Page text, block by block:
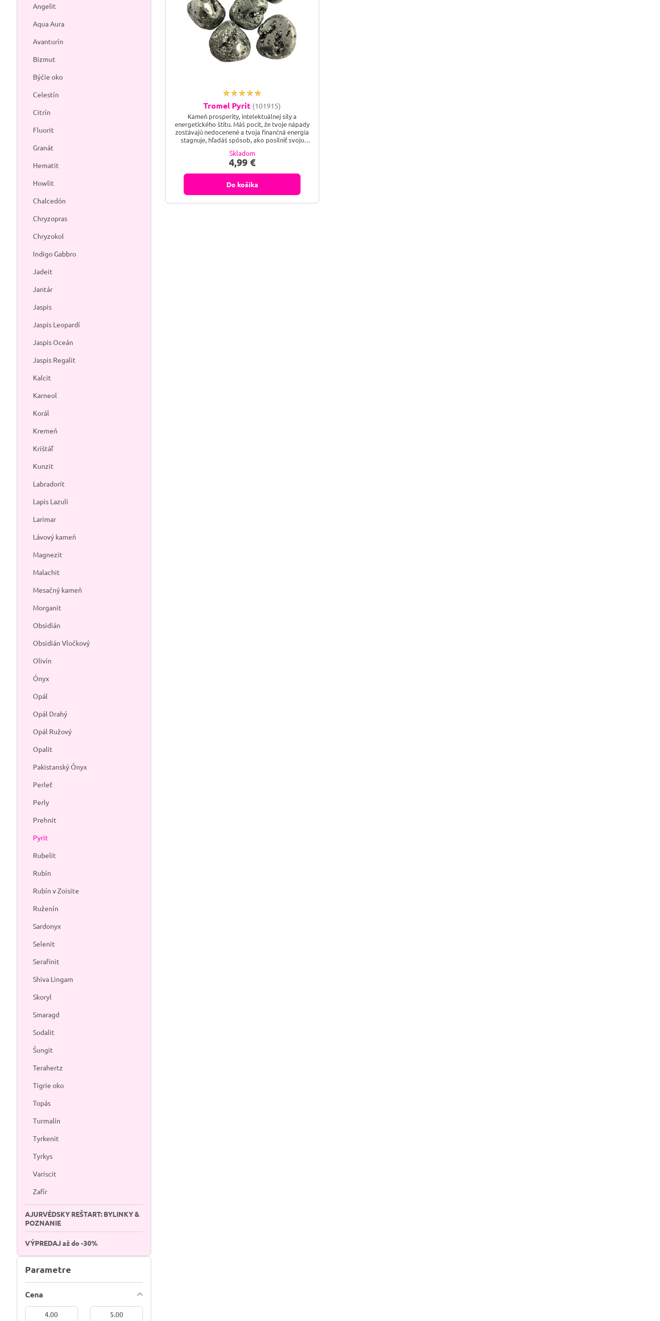
Tromel Pyrit (101915)
Kameň prosperity, intelektuálnej sily a
energetického štítu. Máš pocit, že tvoje nápady
zostávajú nedocenené a tvoja finančná energia
stagnuje, hľadáš spôsob, ako posilniť svoju
alebo potrebuješ mocný solárny žiarič, ktorý od
teba odrazí každú negativitu a pritiahne do
Skladom
4,99 €
Do košíka
Parametre
Cena
Od: Do:
Angelit
Aqua Aura
Avanturín
Bizmut
Býčie oko
Celestín
Citrín
Fluorit
Granát
Hematit
Howlit
Chalcedón
Chryzopras
Chryzokol
Indigo Gabbro
Jadeit
Jantár
Jaspis
Jaspis Leopardí
Jaspis Oceán
Jaspis Regalit
Kalcit
Karneol
Korál
Kremeň
Krištáľ
Kunzit
Labradorit
Lapis Lazuli
Larimar
Lávový kameň
Magnezit
Malachit
Mesačný kameň
Morganit
Obsidián
Obsidián Vločkový
Olivín
Ónyx
Opál
Opál Drahý
Opál Ružový
Opalit
Pakistanský Ónyx
Perleť
Perly
Prehnit
Pyrit
Rubelit
Rubín
Rubín v Zoisite
Ruženín
Sardonyx
Selenit
Serafinit
Shiva Lingam
Skoryl
Smaragd
Sodalit
Šungit
Terahertz
Tigrie oko
Topás
Turmalín
Tyrkenit
Tyrkys
Variscit
Zafír
AJURVÉDSKY REŠTART: BYLINKY &
POZNANIE
VÝPREDAJ až do -30%